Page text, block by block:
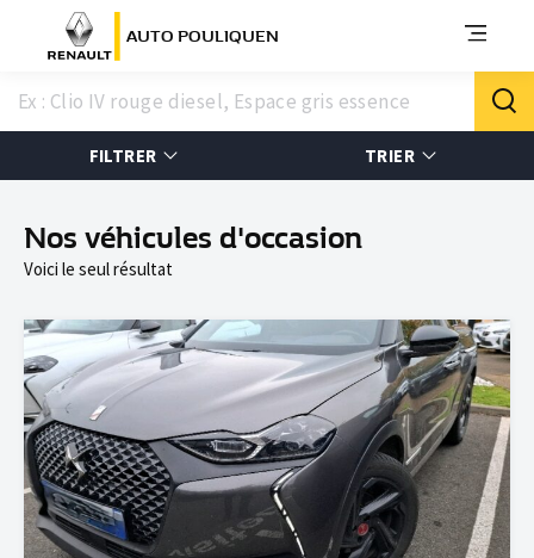
AUTO POULIQUEN
FILTRER TRIER
Nos véhicules d'occasion
Voici le seul résultat